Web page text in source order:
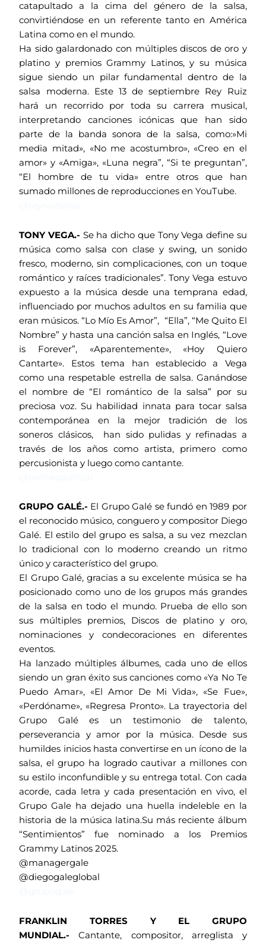
catapultado a la cima del género de la salsa,
convirtiéndose en un referente tanto en América
Latina como en el mundo.
Ha sido galardonado con múltiples discos de oro y
platino y premios Grammy Latinos, y su música
sigue siendo un pilar fundamental dentro de la
salsa moderna. Este 13 de septiembre Rey Ruiz
hará un recorrido por toda su carrera musical,
interpretando canciones icónicas que han sido
parte de la banda sonora de la salsa, como:»Mi
media mitad», «No me acostumbro», «Creo en el
amor» y «Amiga», «Luna negra”, “Si te preguntan”,
“El hombre de tu vida» entre otros que han
sumado millones de reproducciones en YouTube.
TONY VEGA.- Se ha dicho que Tony Vega define su
música como salsa con clase y swing, un sonido
fresco, moderno, sin complicaciones, con un toque
romántico y raíces tradicionales”. Tony Vega estuvo
expuesto a la música desde una temprana edad,
influenciado por muchos adultos en su familia que
eran músicos. “Lo Mío Es Amor”, “Ella”, “Me Quito El
Nombre” y hasta una canción salsa en Inglés, “Love
is Forever”, «Aparentemente», «Hoy Quiero
Cantarte». Estos tema han establecido a Vega
como una respetable estrella de salsa. Ganándose
el nombre de “El romántico de la salsa” por su
preciosa voz. Su habilidad innata para tocar salsa
contemporánea en la mejor tradición de los
soneros clásicos, han sido pulidas y refinadas a
través de los años como artista, primero como
percusionista y luego como cantante.
GRUPO GALÉ.- El Grupo Galé se fundó en 1989 por
el reconocido músico, conguero y compositor Diego
Galé. El estilo del grupo es salsa, a su vez mezclan
lo tradicional con lo moderno creando un ritmo
único y característico del grupo.
El Grupo Galé, gracias a su excelente música se ha
posicionado como uno de los grupos más grandes
de la salsa en todo el mundo. Prueba de ello son
sus múltiples premios, Discos de platino y oro,
nominaciones y condecoraciones en diferentes
eventos.
Ha lanzado múltiples álbumes, cada uno de ellos
siendo un gran éxito sus canciones como «Ya No Te
Puedo Amar», «El Amor De Mi Vida», «Se Fue»,
«Perdóname», «Regresa Pronto». La trayectoria del
Grupo Galé es un testimonio de talento,
perseverancia y amor por la música. Desde sus
humildes inicios hasta convertirse en un ícono de la
salsa, el grupo ha logrado cautivar a millones con
su estilo inconfundible y su entrega total. Con cada
acorde, cada letra y cada presentación en vivo, el
Grupo Gale ha dejado una huella indeleble en la
historia de la música latina.Su más reciente álbum
“Sentimientos” fue nominado a los Premios
Grammy Latinos 2025.
@managergale
@diegogaleglobal
FRANKLIN TORRES Y EL GRUPO
MUNDIAL.-Cantante, compositor, arreglista y